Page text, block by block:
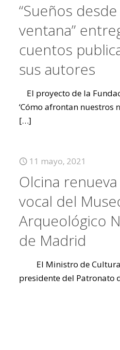
“Sueños
ventana”
cuentos
sus autores
El proyecto de la
‘Cómo afrontan nuestros
[…]
11 mayo, 2021
Olcina
vocal del
Arqueológico
de Madrid
El Ministro de Cultura
presidente del Patronato